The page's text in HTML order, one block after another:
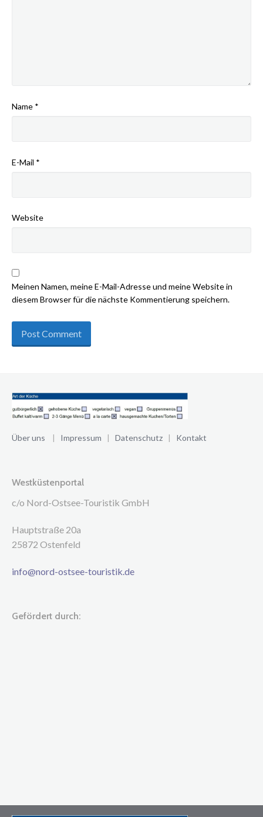
Name *
E-Mail *
Website
Meinen Namen, meine E-Mail-Adresse und meine Website in
diesem Browser für die nächste Kommentierung speichern.
Über uns | Impressum | Datenschutz | Kontakt
Westküstenportal
c/o Nord-Ostsee-Touristik GmbH
Hauptstraße 20a
25872 Ostenfeld
info@nord-ostsee-touristik.de
Gefördert durch: